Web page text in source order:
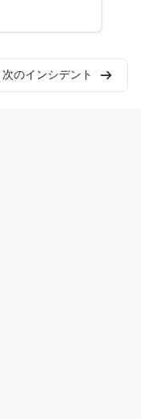
次のインシデント